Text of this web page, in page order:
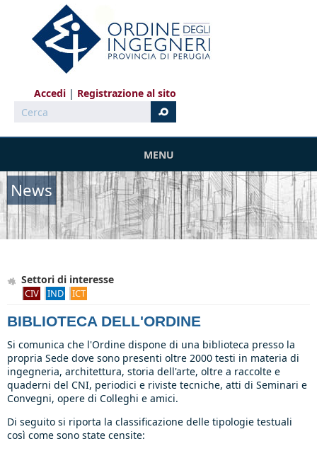
Salta al contenuto principale
Accedi
Registrazione al sito
Cerca
MENU
News
Settori di interesse
CIV IND ICT
BIBLIOTECA DELL'ORDINE
Si comunica che l'Ordine dispone di una biblioteca presso la
propria Sede dove sono presenti oltre 2000 testi in materia di
ingegneria, architettura, storia dell'arte, oltre a raccolte e
quaderni del CNI, periodici e riviste tecniche, atti di Seminari e
Convegni, opere di Colleghi e amici.
Di seguito si riporta la classificazione delle tipologie testuali
così come sono state censite: